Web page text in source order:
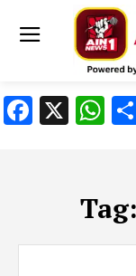
X
Tag: